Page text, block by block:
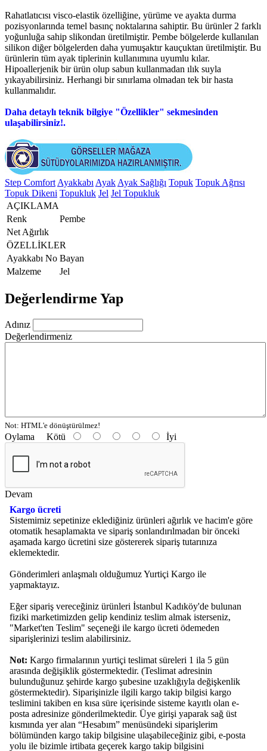
Rahatlatıcısı visco-elastik özelliğine, yürüme ve ayakta durma
pozisyonlarında temel basınç noktalarına sahiptir. Bu ürünler 2 farklı
yoğunluğa sahip slikondan üretilmiştir. Pembe bölgelerde kullanılan
silikon diğer bölgelerden daha yumuşaktır kauçuktan üretilmiştir. Bu
ürünlerin tüm ayak tiplerinin kullanımına uyumlu kılar.
Hipoallerjenik bir ürün olup sabun kullanmadan ılık suyla
yıkayabilirsiniz. Herhangi bir sınırlama olmadan tek bir hasta
kullanmalıdır.
Daha detaylı teknik bilgiye "Özellikler" sekmesinden
ulaşabilirsiniz!.
Step Comfort Ayakkabı Ayak Ayak Sağlığı Topuk Topuk Ağrısı
Topuk Dikeni Topukluk Jel Jel Topukluk
AÇIKLAMA
Renk
Pembe
Net Ağırlık
ÖZELLİKLER
Ayakkabı No Bayan
Malzeme
Jel
Değerlendirme Yap
Adınız
Değerlendirmeniz
Not: HTML'e dönüştürülmez!
Oylama Kötü İyi
Devam